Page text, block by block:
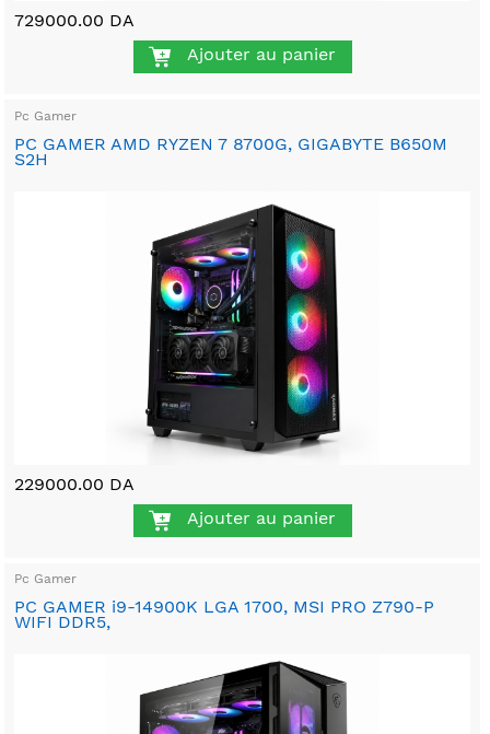
729000.00 DA
Ajouter au panier
Pc Gamer
PC GAMER AMD RYZEN 7 8700G, GIGABYTE B650M
S2H
229000.00 DA
Ajouter au panier
Pc Gamer
PC GAMER i9-14900K LGA 1700, MSI PRO Z790-P
WIFI DDR5,